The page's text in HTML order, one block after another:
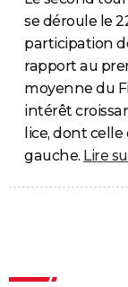
se déroule le
participation
rapport au
moyenne du
intérêt
lice, dont
gauche. Lire